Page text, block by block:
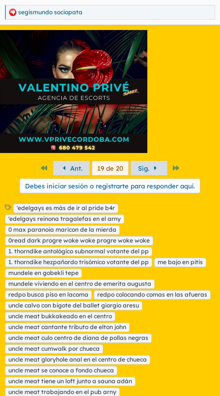
R
e
a
o
n
e
segismundo sociopata
PrimeroAnt. 19 de 20 Sig.
Debes iniciar sesión o registrarte para responder aquí.
E
t
i
q
u
e
t
a
s
'edelgays es más de ir al pride b4r
'edelgays reinona tragalefas en el arny
0 max paranoia maricon de la mierda
0read dark progre woke woke progre woke woke
1. thorndike antológico subnormal votante del pp
1. thorndike hezpañordo trisómico votante del pp
me bajo en pitis
mundele en gobekli tepe
mundele viviendo en el centro de emerita augusta
redpo busca piso en lacoma
redpo colocando comas en las afueras
uncle calvo con bigote del ballet giorgio aresu
uncle meat bukkakeado en el centro
uncle meat cantante tributo de elton john
uncle meat culo centro de diana de pollas negras
uncle meat cumwalk por chueca
uncle meat gloryhole anal en el centro de chueca
uncle meat se conoce a fondo chueca
uncle meat tiene un loft junto a sauna adán
uncle meat trabajando en el pub arny